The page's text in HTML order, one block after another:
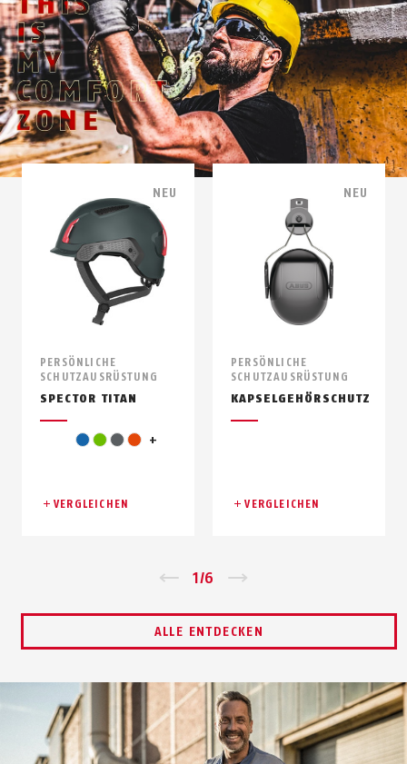
PERSÖNLICHE
SCHUTZAUSRÜSTUNG
SPECTOR TITAN
blaugrüngrauorange
pink +
VERGLEICHEN
NEU
PERSÖNLICHE
SCHUTZAUSRÜSTUNG
KAPSELGEHÖRSCHUTZ
VERGLEICHEN
NEU
Zurück
1/6
ALLE ENTDECKEN